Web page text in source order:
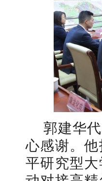
郭建华
心感谢。
平研究型